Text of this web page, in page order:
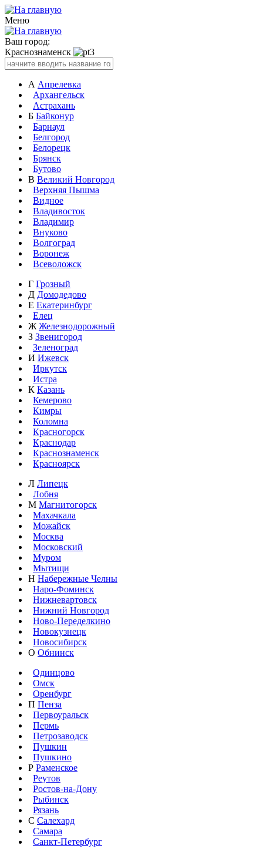
Меню
Ваш город:
Краснознаменск
А Апрелевка
Архангельск
Астрахань
Б Байконур
Барнаул
Белгород
Белорецк
Брянск
Бутово
В Великий Новгород
Верхняя Пышма
Видное
Владивосток
Владимир
Внуково
Волгоград
Воронеж
Всеволожск
Г Грозный
Д Домодедово
Е Екатеринбург
Елец
Ж Железнодорожный
З Звенигород
Зеленоград
И Ижевск
Иркутск
Истра
К Казань
Кемерово
Кимры
Коломна
Красногорск
Краснодар
Краснознаменск
Красноярск
Л Липецк
Лобня
М Магнитогорск
Махачкала
Можайск
Москва
Московский
Муром
Мытищи
Н Набережные Челны
Наро-Фоминск
Нижневартовск
Нижний Новгород
Ново-Переделкино
Новокузнецк
Новосибирск
О Обнинск
Одинцово
Омск
Оренбург
П Пенза
Первоуральск
Пермь
Петрозаводск
Пушкин
Пушкино
Р Раменское
Реутов
Ростов-на-Дону
Рыбинск
Рязань
С Салехард
Самара
Санкт-Петербург